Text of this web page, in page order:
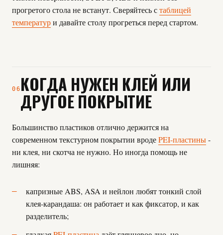
прогретого стола не встанут. Сверяйтесь стаблицей
температури давайте столу прогреться перед стартом.
06 КОГДА НУЖЕН КЛЕЙ ИЛИ
ДРУГОЕ ПОКРЫТИЕ
Большинство пластиков отлично держится на
современном текстурном покрытии вродеPEI-пластины-
ни клея, ни скотча не нужно. Но иногда помощь не
лишняя:
капризные ABS, ASA и нейлон любят тонкий слой
клея-карандаша: он работает и как фиксатор, и как
разделитель;